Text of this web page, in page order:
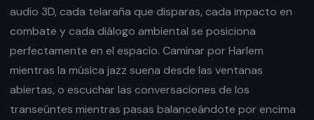
audio 3D, cada telaraña que disparas, cada impacto en
combate y cada diálogo ambiental se posiciona
perfectamente en el espacio. Caminar por Harlem
mientras la música jazz suena desde las ventanas
abiertas, o escuchar las conversaciones de los
transeúntes mientras pasas balanceándote por encima